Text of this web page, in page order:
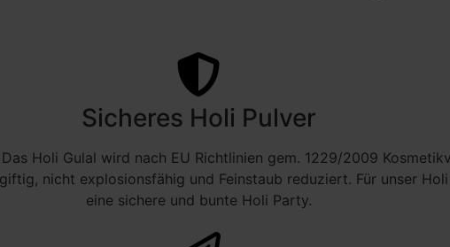
Sicheres Holi Pulver
Holi Gulal wird nach EU Richtlinien gem. 1229/2009
nicht explosionsfähig und Feinstaub reduziert. Für unser
eine sichere und bunte Holi Party.